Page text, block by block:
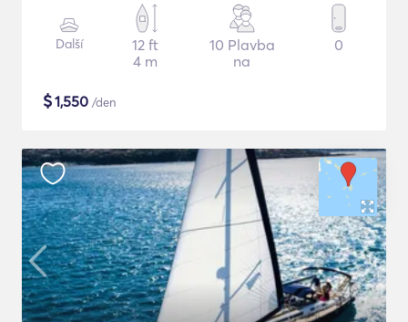
Další
12 ft
4 m
10 Plavba
na
0
$1,550 /den